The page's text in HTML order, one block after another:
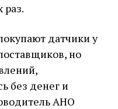
раз.
датчики у
но
без денег и
АНО